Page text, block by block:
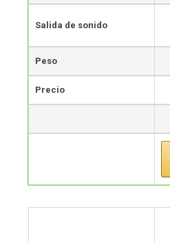
Salida de sonido
Peso
Precio